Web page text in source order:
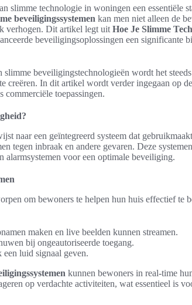
slimme technologie in woningen een essentiële
beveiligingssystemen kan men niet alleen de
verhogen. Dit artikel legt uit Hoe Je Slimme
beveiligingsoplossingen een significante
beveiligingstechnologieën wordt het
creëren. In dit artikel wordt verder ingegaan op
commerciële toepassingen.
naar een geïntegreerd systeem dat
tegen inbraak en andere gevaren. Deze
alarmsystemen voor een optimale beveiliging.
om bewoners te helpen hun huis effectief te
maken en live beelden kunnen streamen.
bij ongeautoriseerde toegang.
luid signaal geven.
kunnen bewoners in real-time
op verdachte activiteiten, wat essentieel is